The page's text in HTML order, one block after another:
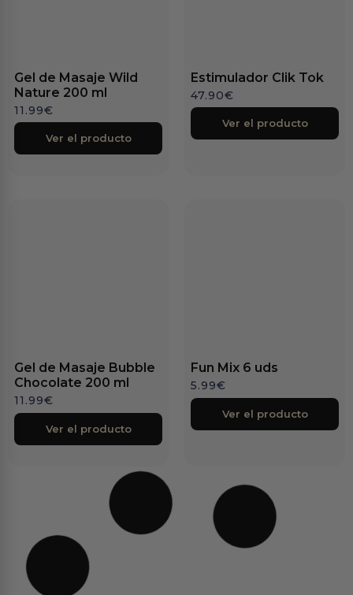
Gel de Masaje Wild
Nature 200 ml
11.99€
Ver el producto
Estimulador Clik Tok
47.90€
Ver el producto
Gel de Masaje Bubble
Chocolate 200 ml
11.99€
Ver el producto
Fun Mix 6 uds
5.99€
Ver el producto